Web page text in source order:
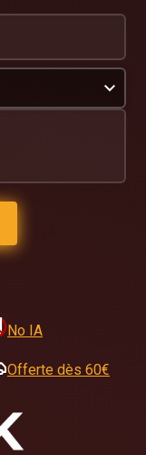
No IA
Offerte dès 60€